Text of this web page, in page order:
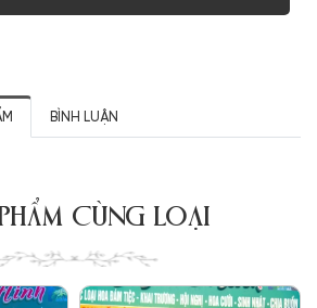
BÌNH LUẬN
CÙNG LOẠI